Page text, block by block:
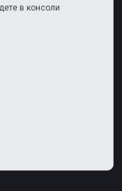
в консоли